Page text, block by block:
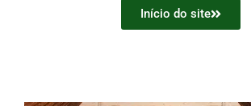
Início do site